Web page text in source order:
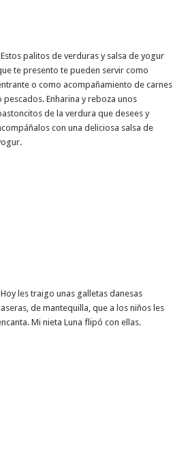
Estos palitos de verduras y salsa de yogur
te presento te pueden servir como
o como acompañamiento de carnes
pescados. Enharina y reboza unos
de la verdura que desees y
con una deliciosa salsa de
Hoy les traigo unas galletas danesas
de mantequilla, que a los niños les
Mi nieta Luna flipó con ellas.